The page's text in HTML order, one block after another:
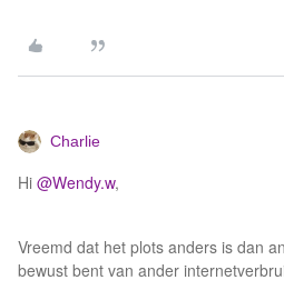
Charlie
Hi @Wendy.w,
Vreemd dat het plots anders is dan
bewust bent van ander